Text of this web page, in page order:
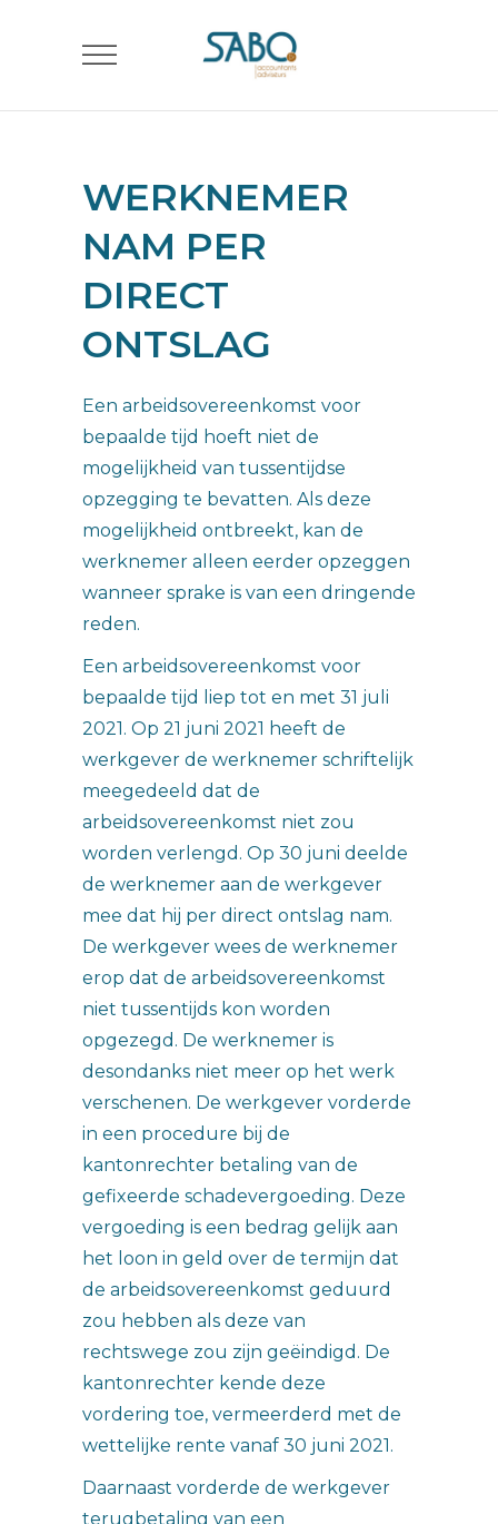
WERKNEMER
NAM PER
DIRECT
ONTSLAG
Een arbeidsovereenkomst voor
bepaalde tijd hoeft niet de
mogelijkheid van tussentijdse
opzegging te bevatten. Als deze
mogelijkheid ontbreekt, kan de
werknemer alleen eerder opzeggen
wanneer sprake is van een dringende
reden.
Een arbeidsovereenkomst voor
bepaalde tijd liep tot en met 31 juli
2021. Op 21 juni 2021 heeft de
werkgever de werknemer schriftelijk
meegedeeld dat de
arbeidsovereenkomst niet zou
worden verlengd. Op 30 juni deelde
de werknemer aan de werkgever
mee dat hij per direct ontslag nam.
De werkgever wees de werknemer
erop dat de arbeidsovereenkomst
niet tussentijds kon worden
opgezegd. De werknemer is
desondanks niet meer op het werk
verschenen. De werkgever vorderde
in een procedure bij de
kantonrechter betaling van de
gefixeerde schadevergoeding. Deze
vergoeding is een bedrag gelijk aan
het loon in geld over de termijn dat
de arbeidsovereenkomst geduurd
zou hebben als deze van
rechtswege zou zijn geëindigd. De
kantonrechter kende deze
vordering toe, vermeerderd met de
wettelijke rente vanaf 30 juni 2021.
Daarnaast vorderde de werkgever
terugbetaling van een